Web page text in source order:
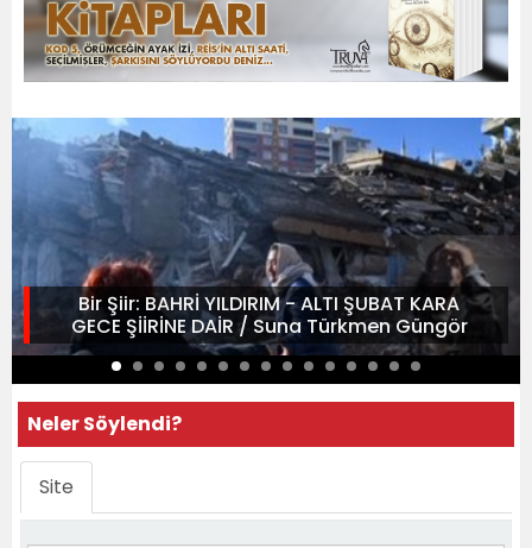
Bir Şiir: BAHRİ YILDIRIM - ALTI ŞUBAT KARA
GECE ŞİİRİNE DAİR / Suna Türkmen Güngör
Neler Söylendi?
Site